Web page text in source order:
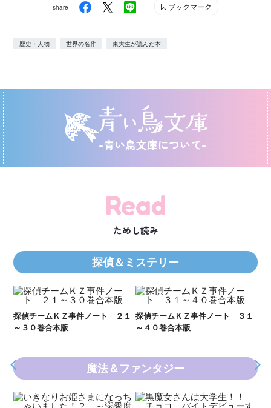
share ブックマーク
歴史・人物 世界の名作 東大生が読んだ本
-青い鳥文庫について-
Read
ためし読み
探偵＆ミステリー
探偵チームＫＺ事件ノート ３１
～４０巻合本版
探偵チームＫＺ事件ノート １１
～２０巻合本版
魔法＆ファンタジー